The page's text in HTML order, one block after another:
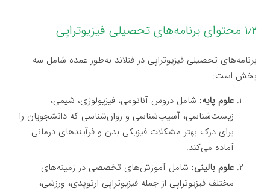
۱٫۲ محتوای برنامه‌های تحصیلی فیزیوتراپی
برنامه‌های تحصیلی فیزیوتراپی در فنلاند به‌طور عمده شامل سه
بخش است:
علوم پایه: شامل دروس آناتومی، فیزیولوژی، شیمی،
زیست‌شناسی، آسیب‌شناسی و روان‌شناسی که دانشجویان را
برای درک بهتر مشکلات فیزیکی بدن و فرآیندهای درمانی
آماده می‌کند.
علوم بالینی: شامل آموزش‌های تخصصی در زمینه‌های
مختلف فیزیوتراپی از جمله فیزیوتراپی ارتوپدی، ورزشی،